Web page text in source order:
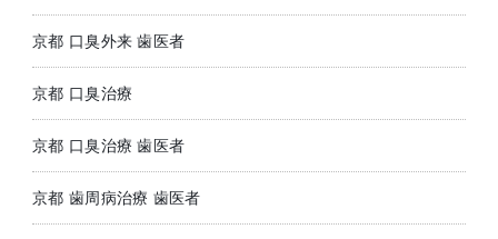
京都 口臭外来 歯医者
京都 口臭治療
京都 口臭治療 歯医者
京都 歯周病治療 歯医者